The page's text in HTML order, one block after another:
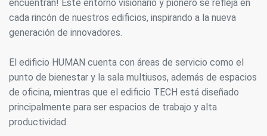
encuentran! Este entorno visionario y pionero se refleja en
cada rincón de nuestros edificios, inspirando a la nueva
generación de innovadores.
El edificio HUMAN cuenta con áreas de servicio como el
punto de bienestar y la sala multiusos, además de espacios
de oficina, mientras que el edificio TECH está diseñado
principalmente para ser espacios de trabajo y alta
productividad.